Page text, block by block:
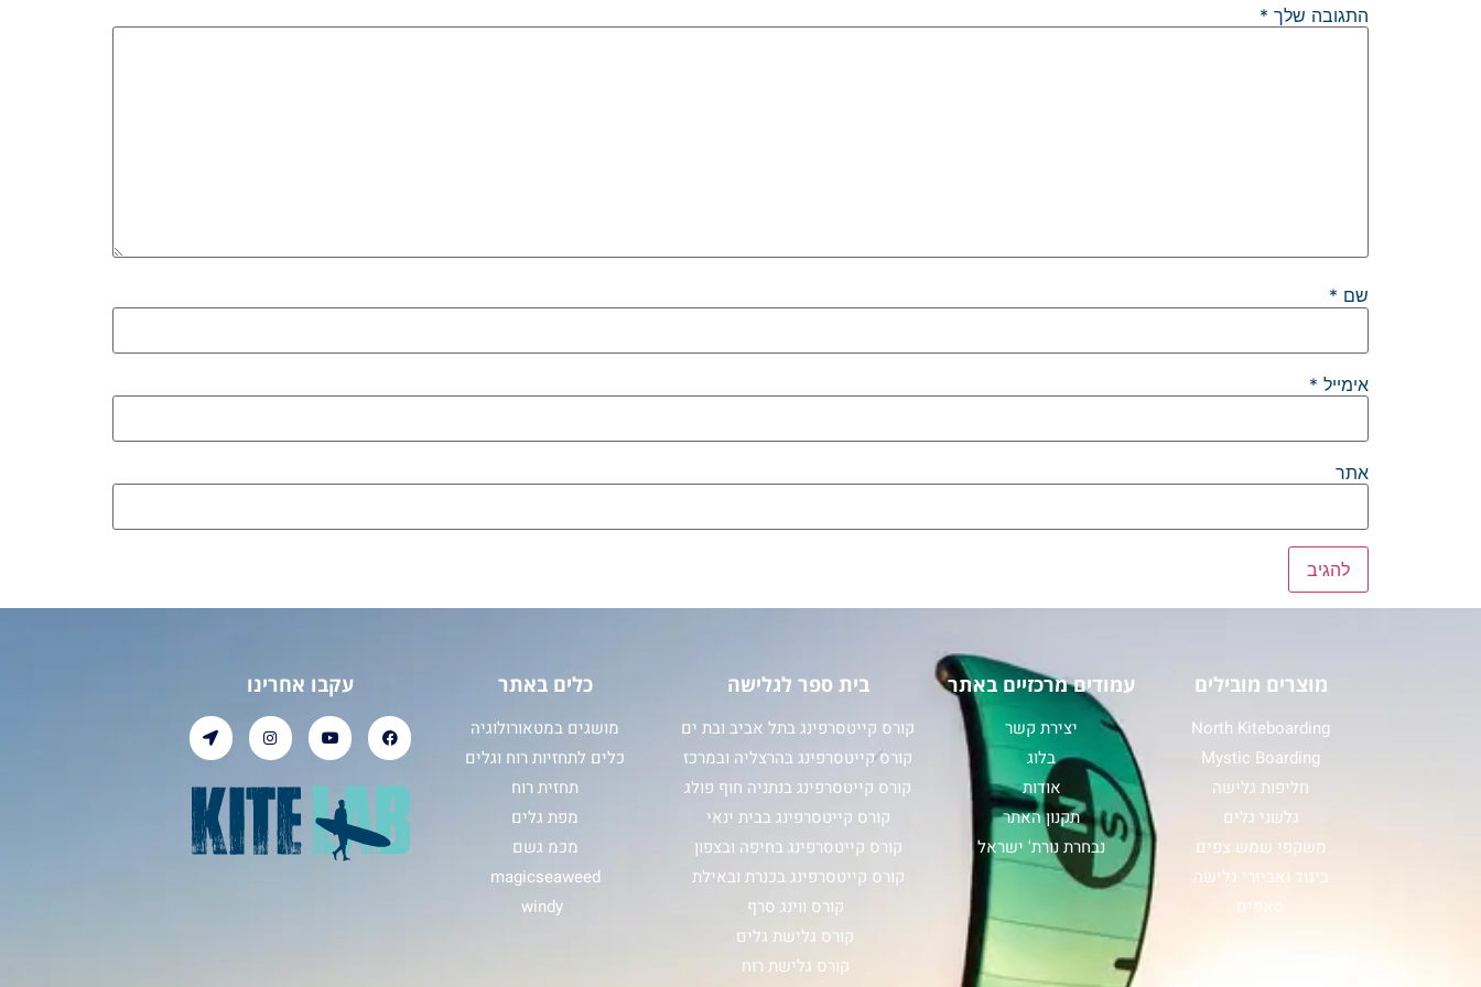
התגובה שלך *
שם *
אימייל *
אתר
מוצרים מובילים
North Kiteboarding
Mystic Boarding
חליפות גלישה
גלשני גלים
משקפי שמש צפים
ביגוד ואביזרי גלישה
סאפים
עמודים מרכזיים באתר
יצירת קשר
בלוג
אודות
תקנון האתר
נבחרת נורת' ישראל
בית ספר לגלישה
קורס קייטסרפינג בתל אביב ובת ים
קורס קייטסרפינג בהרצליה ובמרכז
קורס קייטסרפינג בנתניה חוף פולג
קורס קייטסרפינג בבית ינאי
קורס קייטסרפינג בחיפה ובצפון
קורס קייטסרפינג בכנרת ובאילת
קורס ווינג סרף
קורס גלישת גלים
קורס גלישת רוח
כלים באתר
מושגים במטאורולוגיה
כלים לתחזיות רוח וגלים
תחזית רוח
מפת גלים
מכמ גשם
magicseaweed
windy
עקבו אחרינו